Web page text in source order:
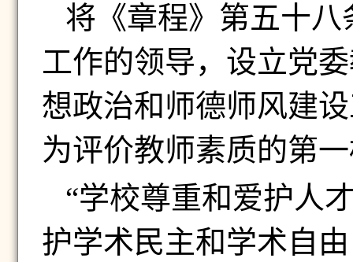
将《章程》第五十
工作的领导，设立党
想政治和师德师风建
为评价教师素质的第
“学校尊重和爱护人
护学术民主和学术自